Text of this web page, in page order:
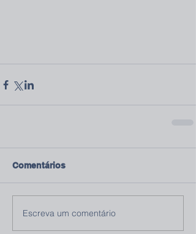
Comentários
Escreva um comentário